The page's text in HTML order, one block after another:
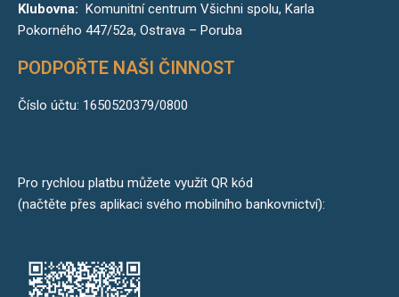
Klubovna:
Komunitní centrum Všichni spolu, Karla
Pokorného 447/52a, Ostrava – Poruba
PODPOŘTE NAŠI ČINNOST
Číslo účtu: 1650520379/0800
Pro rychlou platbu můžete využít QR kód
(načtěte přes aplikaci svého mobilního bankovnictví):